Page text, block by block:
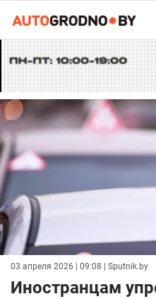
03 апреля 2026 | 09:08 | Sputnik.by
Иностранцам